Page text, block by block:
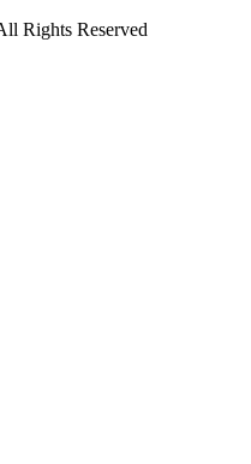
Rights Reserved